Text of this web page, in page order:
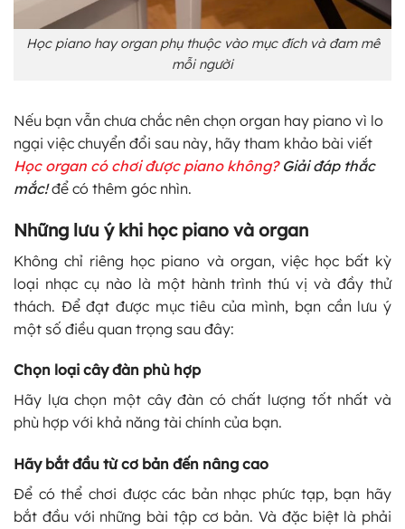
Học piano hay organ phụ thuộc vào mục đích và đam mê
mỗi người
Nếu bạn vẫn chưa chắc nên chọn organ hay piano vì lo
ngại việc chuyển đổi sau này, hãy tham khảo bài viết
Học organ có chơi được piano không? Giải đáp thắc
mắc!để có thêm góc nhìn.
Những lưu ý khi học piano và organ
Không chỉ riêng học piano và organ, việc học bất kỳ
loại nhạc cụ nào là một hành trình thú vị và đầy thử
thách. Để đạt được mục tiêu của mình, bạn cần lưu ý
một số điều quan trọng sau đây:
Chọn loại cây đàn phù hợp
Hãy lựa chọn một cây đàn có chất lượng tốt nhất và
phù hợp với khả năng tài chính của bạn.
Hãy bắt đầu từ cơ bản đến nâng cao
Để có thể chơi được các bản nhạc phức tạp, bạn hãy
bắt đầu với những bài tập cơ bản. Và đặc biệt là phải